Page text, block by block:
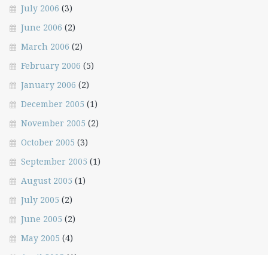
July 2006 (3)
June 2006 (2)
March 2006 (2)
February 2006 (5)
January 2006 (2)
December 2005 (1)
November 2005 (2)
October 2005 (3)
September 2005 (1)
August 2005 (1)
July 2005 (2)
June 2005 (2)
May 2005 (4)